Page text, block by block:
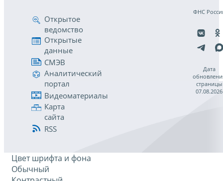
Открытое
ведомство
Открытые
данные
СМЭВ
Аналитический
портал
Видеоматериалы
Карта
сайта
RSS
ФНС
Дата
страницы
07.08.2026
Цвет шрифта и фона
Обычный